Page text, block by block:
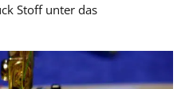
Stoff unter das